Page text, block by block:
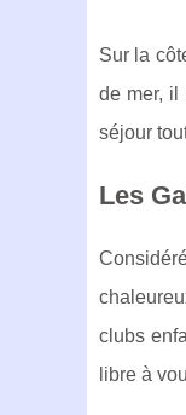
Sur la
de mer, il
séjour
Les
clubs
libre à